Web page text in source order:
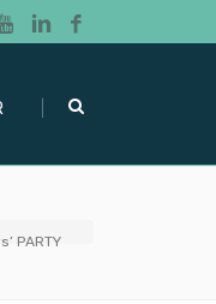
|
PARTY